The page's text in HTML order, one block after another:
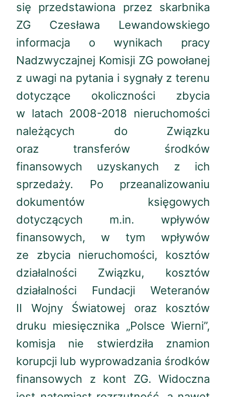
się przedstawiona przez skarbnika
ZG Czesława Lewandowskiego
informacja o wynikach pracy
Nadzwyczajnej Komisji ZG powołanej
z uwagi na pytania i sygnały z terenu
dotyczące okoliczności zbycia
w latach 2008-2018 nieruchomości
należących do Związku
oraz transferów środków
finansowych uzyskanych z ich
sprzedaży. Po przeanalizowaniu
dokumentów księgowych
dotyczących m.in. wpływów
finansowych, w tym wpływów
ze zbycia nieruchomości, kosztów
działalności Związku, kosztów
działalności Fundacji Weteranów
II Wojny Światowej oraz kosztów
druku miesięcznika „Polsce Wierni”,
komisja nie stwierdziła znamion
korupcji lub wyprowadzania środków
finansowych z kont ZG. Widoczna